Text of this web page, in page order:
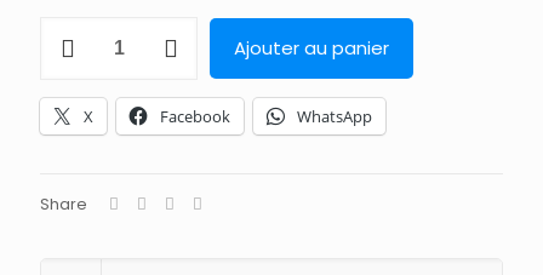
mural
pour
Google
Ajouter au panier
X Facebook WhatsApp
Share